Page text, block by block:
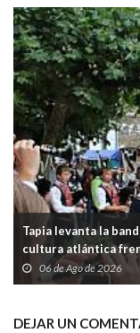
Tapia levanta la
cultura atlántica
06 de Ago de 2026
DEJAR UN